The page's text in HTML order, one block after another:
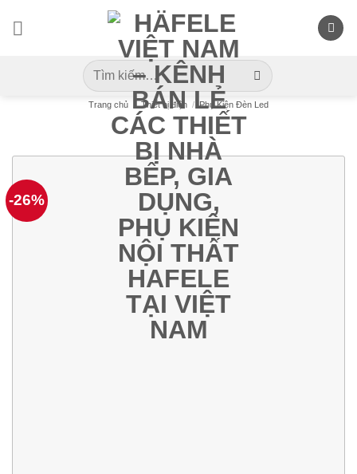
Tìm
kiếm:
Trang chủ Thiết bị điện / Phụ Kiện Đèn Led
-26%